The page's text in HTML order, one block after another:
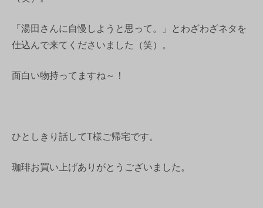
「湯田さんに自慢しようと思って。」とわざわざネタを
仕込んで来てくださいました（笑）。
面白い物持ってますね～！
ひとしきり話してT様ご帰宅です。
珈琲お買い上げありがとうございました。